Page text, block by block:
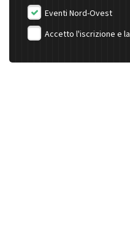
Eventi Nord-Ovest
Accetto l'iscrizione e la